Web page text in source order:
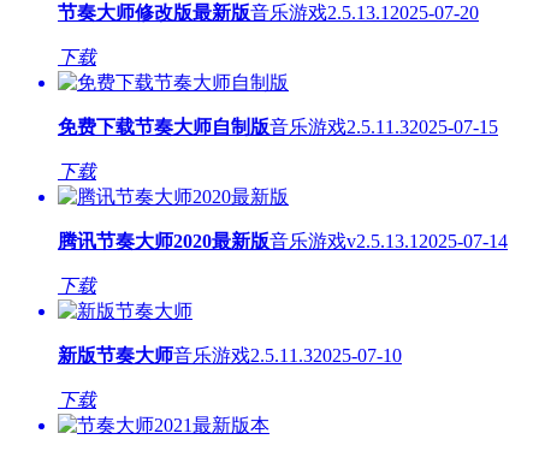
节奏大师修改版最新版音乐游戏2.5.13.1 2025-07-20
下载
免费下载节奏大师自制版音乐游戏2.5.11.32025-07-15
下载
腾讯节奏大师2020最新版音乐游戏v2.5.13.1 2025-07-14
下载
新版节奏大师音乐游戏2.5.11.32025-07-10
下载